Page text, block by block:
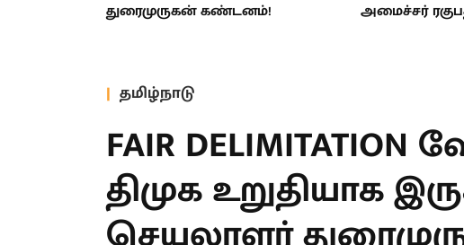
FAIR DELIMITATION
என்பதில் திமுக
இருக்கிறது :